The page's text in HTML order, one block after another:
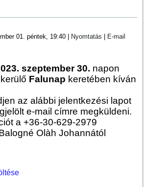
01. péntek, 19:40 Nyomtatás E-mail
szeptember 30. napon
Falunap keretében kíván
az alábbi jelentkezési lapot
e-mail címre megküldeni.
a +36-30-629-2979
Olàh Johannától